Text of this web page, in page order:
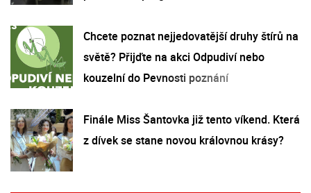
Chcete poznat nejjedovatější druhy štírů na
světě? Přijďte na akci Odpudiví nebo
kouzelní do Pevnosti poznání
Finále Miss Šantovka již tento víkend. Která
z dívek se stane novou královnou krásy?